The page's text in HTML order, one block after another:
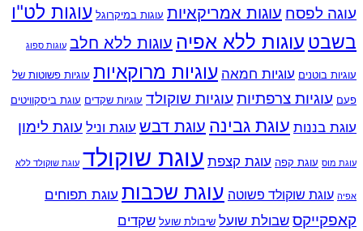
עוגה לפסח עוגות אמריקאיות עוגות במיקרוגל עוגות לט"ו
בשבט עוגות ללא אפיה עוגות ללא חלב עוגות ספוג
עוגיות בוטנים עוגיות חמאה עוגיות מרוקאיות עוגיות פשוטות של
פעם עוגיות צרפתיות עוגיות שוקולד עוגיות שקדים עוגת ביסקוויטים
עוגת בננות עוגת גבינה עוגת דבש עוגת וניל עוגת לימון
עוגת מוס עוגת קפה עוגת קצפת עוגת שוקולד עוגת שוקולד ללא
אפיה עוגת שוקולד פשוטה עוגת שכבות עוגת תפוחים
קאפקייקסשבולת שועל שיבולת שועל שקדים